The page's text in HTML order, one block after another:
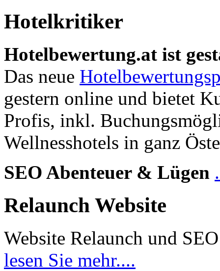
Hotelkritiker
Hotelbewertung.at ist
Das neue
gestern online und bietet
Profis, inkl.
Wellnesshotels in ganz
SEO Abenteuer & Lügen
Relaunch Website
Website Relaunch und SEO
lesen Sie mehr....